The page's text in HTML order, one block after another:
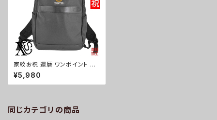
家紋お祝 還暦 ワンポイント 刺
繍 ビジネス リュック メンズ ツ
イル ナイロン 雑貨 グッズ 自社
ブランド 柄 丸に 五瓜 桔梗 巴
¥5,980
同じカテゴリの商品